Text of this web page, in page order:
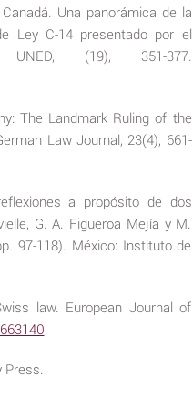
Una panorámica de la
Ley C-14 presentado por el
(19), 351-377.
The Landmark Ruling of the
Law Journal, 23(4), 661-
a propósito de dos
G. A. Figueroa Mejía y M.
97-118). México: Instituto de
law. European Journal of